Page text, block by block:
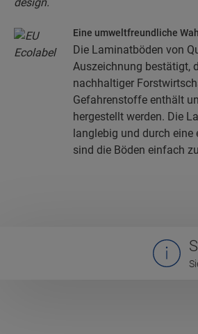
Eine umweltfreundliche Wahl
Die Laminatböden von
Auszeichnung bestätigt,
nachhaltiger
Gefahrenstoffe enthält
hergestellt werden. Die
langlebig und durch eine
sind die Böden einfach